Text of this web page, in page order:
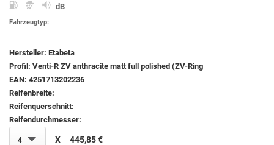
dB
Fahrzeugtyp:
Hersteller: Etabeta
Profil: Venti-R ZV anthracite matt full polished (ZV-Ring
EAN: 4251713202236
Reifenbreite:
Reifenquerschnitt:
Reifendurchmesser:
4 X 445,85 €